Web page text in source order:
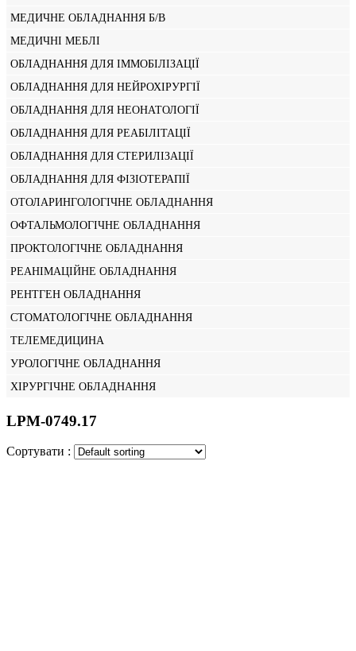
МЕДИЧНЕ ОБЛАДНАННЯ Б/В
МЕДИЧНІ МЕБЛІ
ОБЛАДНАННЯ ДЛЯ ІММОБІЛІЗАЦІЇ
ОБЛАДНАННЯ ДЛЯ НЕЙРОХІРУРГІЇ
ОБЛАДНАННЯ ДЛЯ НЕОНАТОЛОГІЇ
ОБЛАДНАННЯ ДЛЯ РЕАБІЛІТАЦІЇ
ОБЛАДНАННЯ ДЛЯ СТЕРИЛІЗАЦІЇ
ОБЛАДНАННЯ ДЛЯ ФІЗІОТЕРАПІЇ
ОТОЛАРИНГОЛОГІЧНЕ ОБЛАДНАННЯ
ОФТАЛЬМОЛОГІЧНЕ ОБЛАДНАННЯ
ПРОКТОЛОГІЧНЕ ОБЛАДНАННЯ
РЕАНІМАЦІЙНЕ ОБЛАДНАННЯ
РЕНТГЕН ОБЛАДНАННЯ
СТОМАТОЛОГІЧНЕ ОБЛАДНАННЯ
ТЕЛЕМЕДИЦИНА
УРОЛОГІЧНЕ ОБЛАДНАННЯ
ХІРУРГІЧНЕ ОБЛАДНАННЯ
LPM-0749.17
Сортувати :